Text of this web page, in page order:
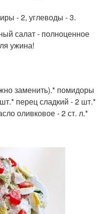
- 2, углеводы - 3.
салат - полноценное
ужина!
заменить).* помидоры
перец сладкий - 2 шт.*
оливковое - 2 ст. л.*